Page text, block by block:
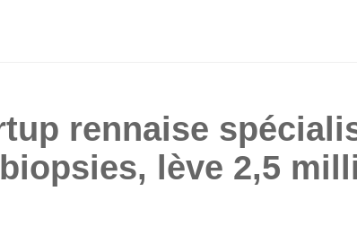
rennaise
biopsies, lève 2,5